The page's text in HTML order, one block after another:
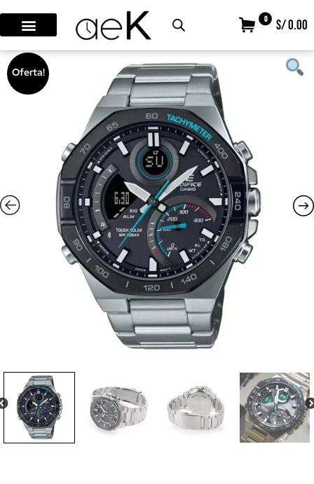
0 S/ 0.00
Oferta!